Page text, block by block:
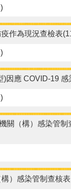
作為現況查檢表
因應 COVID-19 感
關（構）感染管制
）感染管制查核表